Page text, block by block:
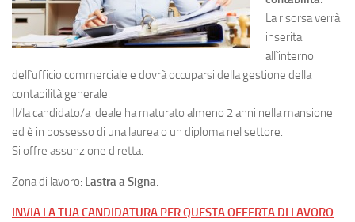
La risorsa verrà
inserita
all`interno
dell`ufficio commerciale e dovrà occuparsi della gestione della
contabilità generale.
Il/la candidato/a ideale ha maturato almeno 2 anni nella mansione
ed è in possesso di una laurea o un diploma nel settore.
Si offre assunzione diretta.
Zona di lavoro: Lastra a Signa.
INVIA LA TUA CANDIDATURA PER QUESTA OFFERTA DI LAVORO